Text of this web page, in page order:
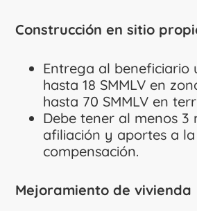
Construcción en sitio
Entrega al beneficiario
hasta 18 SMMLV en
hasta 70 SMMLV en
Debe tener al menos 3
afiliación y aportes a
compensación.
Mejoramiento de vivienda